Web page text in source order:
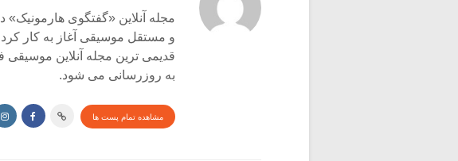
و مستقل موسیقی آغاز به کار
قدیمی ترین مجله آنلاین
به روزرسانی می شود.
مشاهده تمام پست ها